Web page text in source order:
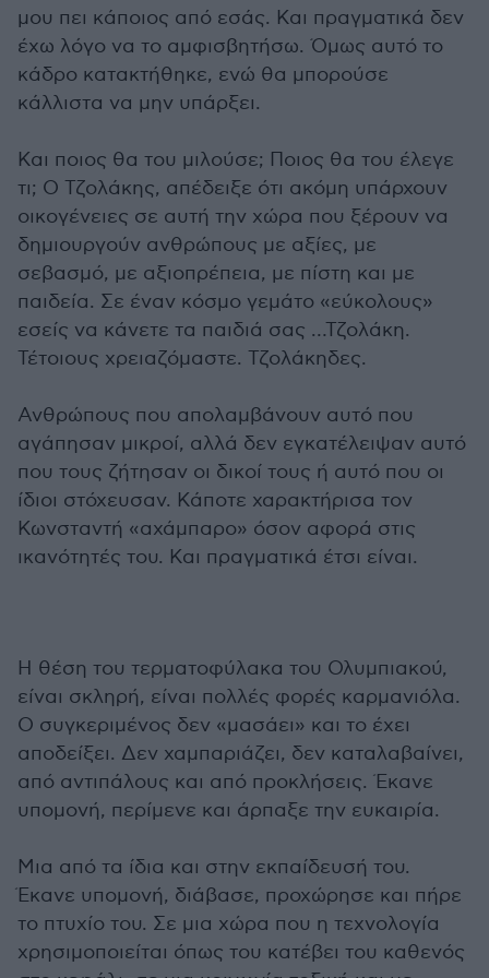
μου πει κάποιος από εσάς. Και πραγματικά δεν
έχω λόγο να το αμφισβητήσω. Όμως αυτό το
κάδρο κατακτήθηκε, ενώ θα μπορούσε
κάλλιστα να μην υπάρξει.
Και ποιος θα του μιλούσε; Ποιος θα του έλεγε
τι; Ο Τζολάκης, απέδειξε ότι ακόμη υπάρχουν
οικογένειες σε αυτή την χώρα που ξέρουν να
δημιουργούν ανθρώπους με αξίες, με
σεβασμό, με αξιοπρέπεια, με πίστη και με
παιδεία. Σε έναν κόσμο γεμάτο «εύκολους»
εσείς να κάνετε τα παιδιά σας …Τζολάκη.
Τέτοιους χρειαζόμαστε. Τζολάκηδες.
Ανθρώπους που απολαμβάνουν αυτό που
αγάπησαν μικροί, αλλά δεν εγκατέλειψαν αυτό
που τους ζήτησαν οι δικοί τους ή αυτό που οι
ίδιοι στόχευσαν. Κάποτε χαρακτήρισα τον
Κωνσταντή «αχάμπαρο» όσον αφορά στις
ικανότητές του. Και πραγματικά έτσι είναι.
Η θέση του τερματοφύλακα του Ολυμπιακού,
είναι σκληρή, είναι πολλές φορές καρμανιόλα.
Ο συγκεριμένος δεν «μασάει» και το έχει
αποδείξει. Δεν χαμπαριάζει, δεν καταλαβαίνει,
από αντιπάλους και από προκλήσεις. Έκανε
υπομονή, περίμενε και άρπαξε την ευκαιρία.
Μια από τα ίδια και στην εκπαίδευσή του.
Έκανε υπομονή, διάβασε, προχώρησε και πήρε
το πτυχίο του. Σε μια χώρα που η τεχνολογία
χρησιμοποιείται όπως του κατέβει του καθενός